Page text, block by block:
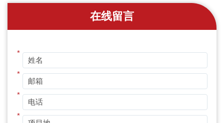
在线留言
*
*
*
*